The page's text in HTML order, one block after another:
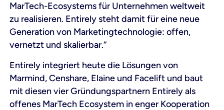
MarTech-Ecosystems für Unternehmen weltweit
zu realisieren. Entirely steht damit für eine neue
Generation von Marketingtechnologie: offen,
vernetzt und skalierbar.“
Entirely integriert heute die Lösungen von
Marmind, Censhare, Elaine und Facelift und baut
mit diesen vier Gründungspartnern Entirely als
offenes MarTech Ecosystem in enger Kooperation